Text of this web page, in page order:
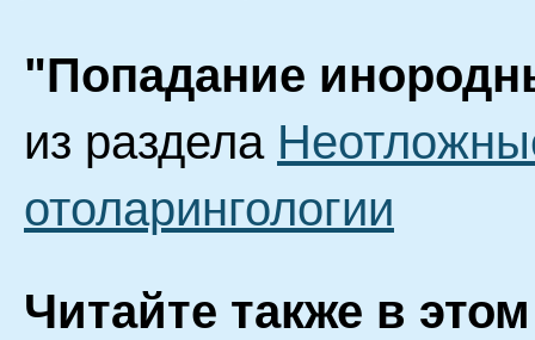
"Попадание
из раздела
отоларингологии
Читайте также в